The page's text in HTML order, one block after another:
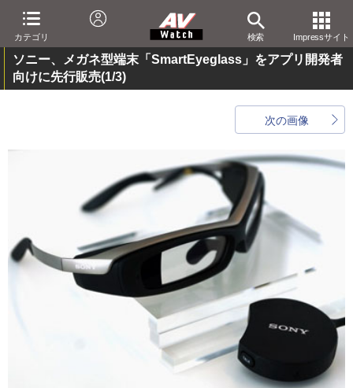
カテゴリ 検索 Impressサイト
ソニー、メガネ型端末「SmartEyeglass」をアプリ開発者
向けに先行販売(1/3)
次の画像